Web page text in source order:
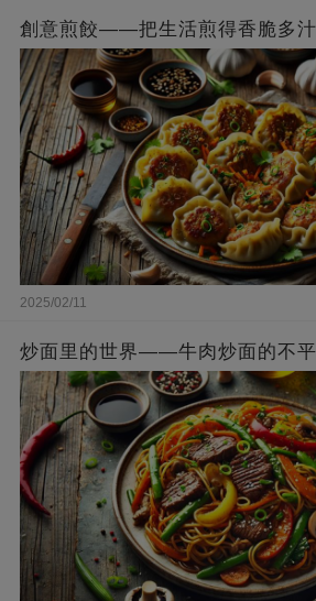
創意煎餃——把生活煎得香脆多汁
2025/02/11
炒面里的世界——牛肉炒面的不